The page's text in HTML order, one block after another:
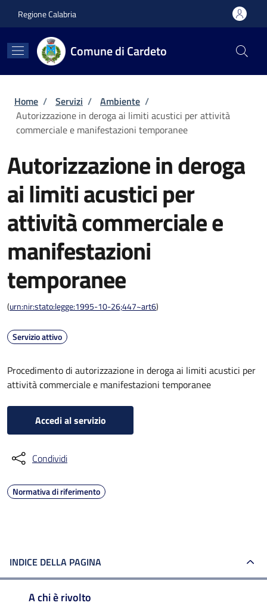
Regione Calabria
Comune di Cardeto
Briciole di pane
Home / Servizi / Ambiente /
Autorizzazione in deroga ai limiti acustici per attività
commerciale e manifestazioni temporanee
Autorizzazione in deroga
ai limiti acustici per
attività commerciale e
manifestazioni
temporanee
(urn:nir:stato:legge:1995-10-26;447~art6)
Servizio attivo
Procedimento di autorizzazione in deroga ai limiti acustici per
attività commerciale e manifestazioni temporanee
Accedi al servizio
Condividi
Normativa di riferimento
INDICE DELLA PAGINA
A chi è rivolto